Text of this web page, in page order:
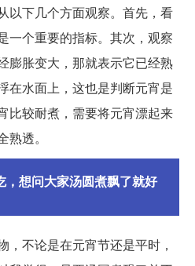
以下几个方面观察。首先，看
一个重要的指标。其次，观察
膨胀变大，那就表示它已经熟
在水面上，这也是判断元宵是
比较耐煮，需要将元宵漂起来
透。
，想问大家汤圆煮飘了就好
，不论是在元宵节还是平时，